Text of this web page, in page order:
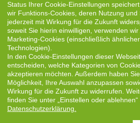
Deutsch
(USD) US-Dollar
Follow us:
Status Ihrer Cookie-Einstellungen
wir Funktions-Cookies, deren Nutzung und
jederzeit mit Wirkung für die Zukunft
soweit Sie hierin einwilligen, verwenden
Marketing-Cookies (einschließlich
Technologien).
In den Cookie-Einstellungen dieser
entscheiden, welche Kategorien von
akzeptieren möchten. Außerdem haben
Möglichkeit, Ihre Auswahl anzupassen
Wirkung für die Zukunft zu widerrufen.
finden Sie unter „Einstellen oder
Datenschutzerklärung.